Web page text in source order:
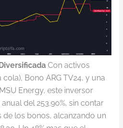
Con activos
Bono ARG TV24, y una
Energy, este inversor
del 253.90%, sin contar
de los bonos, alcanzando un